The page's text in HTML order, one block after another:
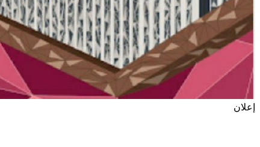
إعلان